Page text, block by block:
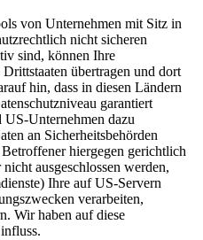
von Unternehmen mit Sitz in
nicht sicheren
sind, können Ihre
übertragen und dort
hin, dass in diesen Ländern
garantiert
Unternehmen dazu
an Sicherheitsbehörden
hiergegen gerichtlich
ausgeschlossen werden,
Ihre auf US-Servern
verarbeiten,
Wir haben auf diese